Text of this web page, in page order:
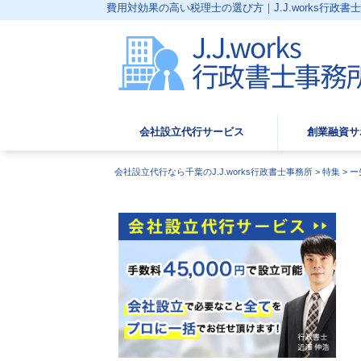
費用対効果の高い税理士の選び方｜J.J.works行政書
会社設立代行サービス 創業融資
会社設立代行なら千葉のJ.J.works行政書士事務所 > 特集 > ー